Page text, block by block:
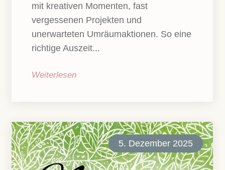
mit kreativen Momenten, fast
vergessenen Projekten und
unerwarteten Umräumaktionen. So eine
richtige Auszeit...
Weiterlesen
5. Dezember 2025